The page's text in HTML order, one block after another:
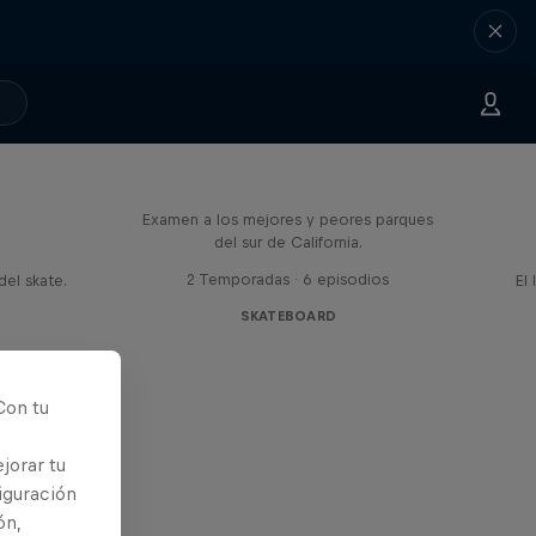
skate.
Examen a los mejores y peores parques
del sur de California.
2 Temporadas · 6 episodios
SKATEBOARD
El
tu
tu